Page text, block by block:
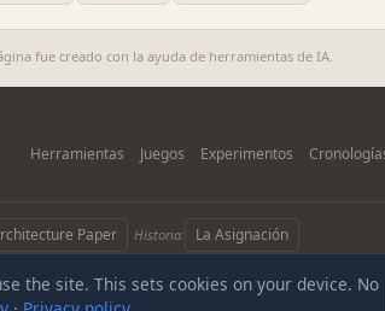
fue creado con la ayuda de herramientas de IA.
Herramientas Juegos Experimentos
Paper Historia: La Asignación
Privacidad
the site. This sets cookies on your device. No